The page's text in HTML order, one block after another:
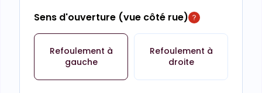
Sens d'ouverture (vue côté rue)
Refoulement à
gauche
Refoulement à
droite